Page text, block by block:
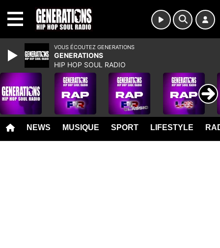
NEWS MUSIQUE SPORT LIFESTYLE
VOUS ÉCOUTEZ GENERATIONS
GENERATIONS
HIP HOP SOUL RADIO